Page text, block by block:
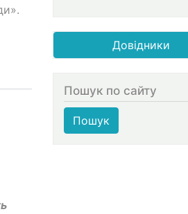
Довідники
Пошук по сайту
Пошук